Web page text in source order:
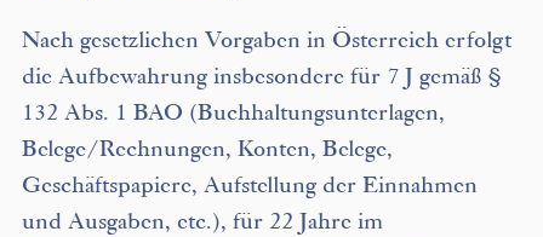
Nach gesetzlichen Vorgaben in Österreich erfolgt
die Aufbewahrung insbesondere für 7 J gemäß §
132 Abs. 1 BAO (Buchhaltungsunterlagen,
Belege/Rechnungen, Konten, Belege,
Geschäftspapiere, Aufstellung der Einnahmen
und Ausgaben, etc.), für 22 Jahre im